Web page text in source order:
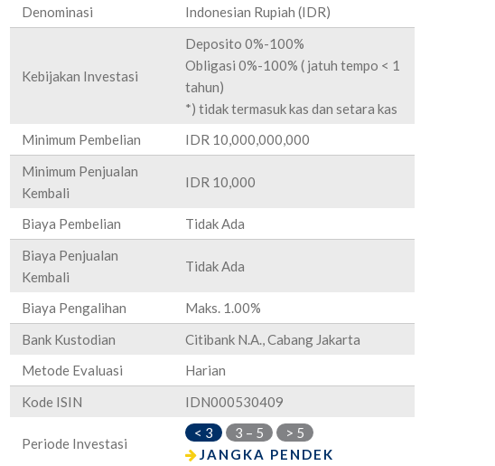
Denominasi
Indonesian Rupiah (IDR)
Kebijakan Investasi
Deposito 0%-100%
Obligasi 0%-100% ( jatuh tempo < 1
tahun)
*) tidak termasuk kas dan setara kas
Minimum Pembelian
IDR 10,000,000,000
Minimum Penjualan
Kembali
IDR 10,000
Biaya Pembelian
Tidak Ada
Biaya Penjualan
Kembali
Tidak Ada
Biaya Pengalihan
Maks. 1.00%
Bank Kustodian
Citibank N.A., Cabang Jakarta
Metode Evaluasi
Harian
Kode ISIN
IDN000530409
Periode Investasi
< 3 3 – 5
> 5
JANGKA PENDEK